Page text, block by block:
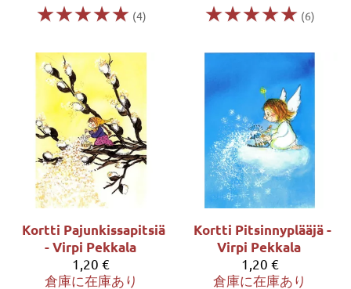
☆☆☆☆☆ (4) ☆☆☆☆☆ (6)
Kortti Pajunkissapitsiä
- Virpi Pekkala
1,20 €
倉庫に在庫あり
Kortti Pitsinnyplääjä -
Virpi Pekkala
1,20 €
倉庫に在庫あり